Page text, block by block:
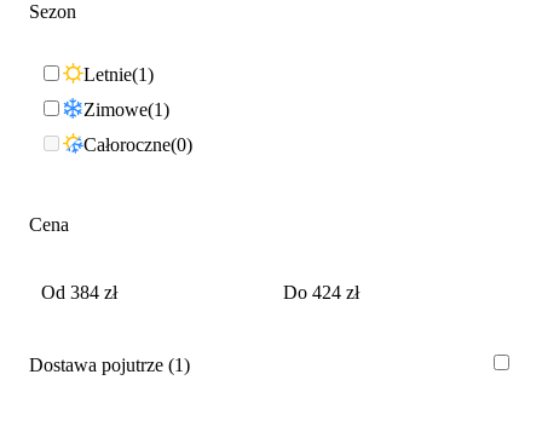
Sezon
Letnie 1
Zimowe 1
Całoroczne 0
Cena
Dostawa pojutrze 1